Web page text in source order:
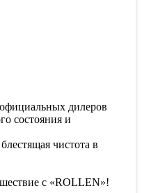
дилеров
состояния и
чистота в
с «ROLLEN»!